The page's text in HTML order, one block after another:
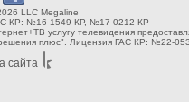
LLC Megaline
КР: №16-1549-КР, №17-0212-КР
услугу телевидения
плюс". Лицензия ГАС КР: №22-
сайта